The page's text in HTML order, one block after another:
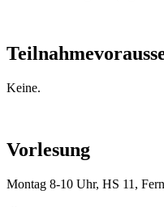
Keine.
Vorlesung
Montag 8-10 Uhr, HS 11,